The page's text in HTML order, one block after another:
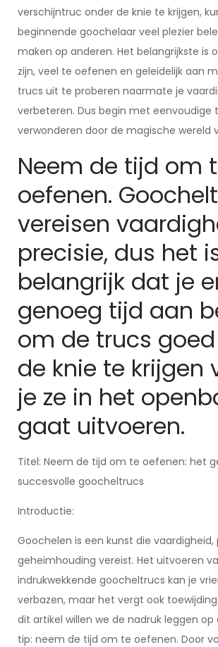
verschijntruc onder de knie te krijgen,
beginnende goochelaar veel plezier
maken op anderen. Het belangrijkste is
zijn, veel te oefenen en geleidelijk aan
trucs uit te proberen naarmate je
verbeteren. Dus begin met eenvoudige
verwonderen door de magische wereld
Neem de tijd om
oefenen.
vereisen
precisie, dus het
belangrijk dat je
genoeg tijd aan
om de trucs
de knie te krijgen
je ze in het
gaat uitvoeren.
Titel: Neem de tijd om te oefenen: het
succesvolle goocheltrucs
Introductie:
Goochelen is een kunst die vaardigheid,
geheimhouding vereist. Het uitvoeren
indrukwekkende goocheltrucs kan je
verbazen, maar het vergt ook
dit artikel willen we de nadruk leggen op
tip: neem de tijd om te oefenen. Door